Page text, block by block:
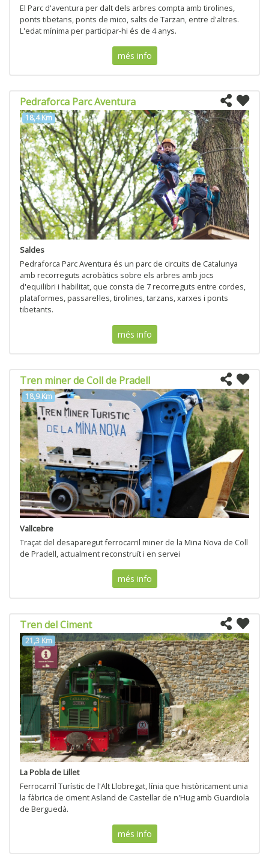
El Parc d'aventura per dalt dels arbres compta amb tirolines,
ponts tibetans, ponts de mico, salts de Tarzan, entre d'altres.
L'edat mínima per participar-hi és de 4 anys.
més info
Pedraforca Parc Aventura
18,4 Km
Saldes
Pedraforca Parc Aventura és un parc de circuits de Catalunya
amb recorreguts acrobàtics sobre els arbres amb jocs
d'equilibri i habilitat, que consta de 7 recorreguts entre cordes,
plataformes, passarel·les, tirolines, tarzans, xarxes i ponts
tibetants.
més info
Tren miner de Coll de Pradell
18,9 Km
Vallcebre
Traçat del desaparegut ferrocarril miner de la Mina Nova de Coll
de Pradell, actualment reconstruït i en servei
més info
Tren del Ciment
21,3 Km
La Pobla de Lillet
Ferrocarril Turístic de l'Alt Llobregat, línia que històricament unia
la fàbrica de ciment Asland de Castellar de n'Hug amb Guardiola
de Berguedà.
més info